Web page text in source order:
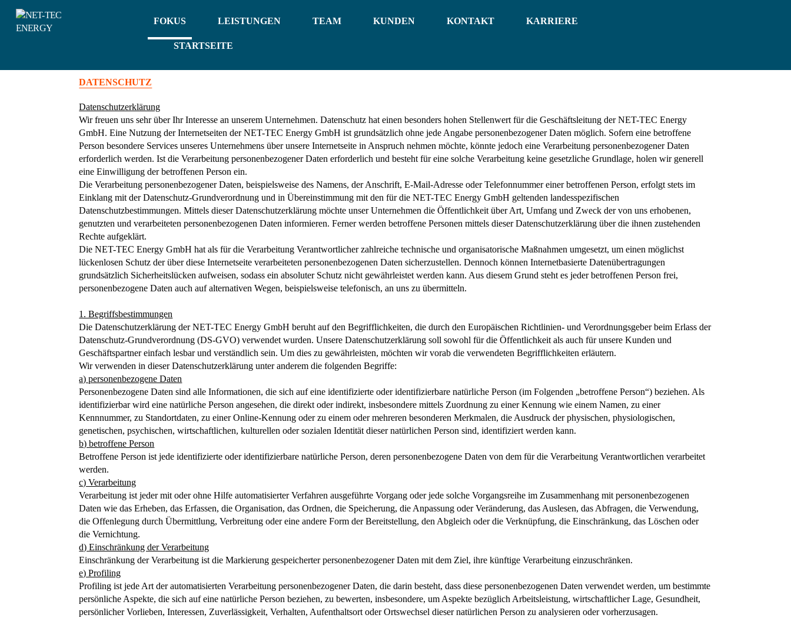
FOKUS LEISTUNGEN TEAM KUNDEN KONTAKT KARRIERE
STARTSEITE
DATENSCHUTZ
Datenschutzerklärung
Wir freuen uns sehr über Ihr Interesse an unserem Unternehmen. Datenschutz hat einen besonders hohen Stellenwert für die Geschäftsleitung der NET-TEC Energy
GmbH. Eine Nutzung der Internetseiten der NET-TEC Energy GmbH ist grundsätzlich ohne jede Angabe personenbezogener Daten möglich. Sofern eine betroffene
Person besondere Services unseres Unternehmens über unsere Internetseite in Anspruch nehmen möchte, könnte jedoch eine Verarbeitung personenbezogener Daten
erforderlich werden. Ist die Verarbeitung personenbezogener Daten erforderlich und besteht für eine solche Verarbeitung keine gesetzliche Grundlage, holen wir generell
eine Einwilligung der betroffenen Person ein.
Die Verarbeitung personenbezogener Daten, beispielsweise des Namens, der Anschrift, E-Mail-Adresse oder Telefonnummer einer betroffenen Person, erfolgt stets im
Einklang mit der Datenschutz-Grundverordnung und in Übereinstimmung mit den für die NET-TEC Energy GmbH geltenden landesspezifischen
Datenschutzbestimmungen. Mittels dieser Datenschutzerklärung möchte unser Unternehmen die Öffentlichkeit über Art, Umfang und Zweck der von uns erhobenen,
genutzten und verarbeiteten personenbezogenen Daten informieren. Ferner werden betroffene Personen mittels dieser Datenschutzerklärung über die ihnen zustehenden
Rechte aufgeklärt.
Die NET-TEC Energy GmbH hat als für die Verarbeitung Verantwortlicher zahlreiche technische und organisatorische Maßnahmen umgesetzt, um einen möglichst
lückenlosen Schutz der über diese Internetseite verarbeiteten personenbezogenen Daten sicherzustellen. Dennoch können Internetbasierte Datenübertragungen
grundsätzlich Sicherheitslücken aufweisen, sodass ein absoluter Schutz nicht gewährleistet werden kann. Aus diesem Grund steht es jeder betroffenen Person frei,
personenbezogene Daten auch auf alternativen Wegen, beispielsweise telefonisch, an uns zu übermitteln.
1. Begriffsbestimmungen
Die Datenschutzerklärung der NET-TEC Energy GmbH beruht auf den Begrifflichkeiten, die durch den Europäischen Richtlinien- und Verordnungsgeber beim Erlass der
Datenschutz-Grundverordnung (DS-GVO) verwendet wurden. Unsere Datenschutzerklärung soll sowohl für die Öffentlichkeit als auch für unsere Kunden und
Geschäftspartner einfach lesbar und verständlich sein. Um dies zu gewährleisten, möchten wir vorab die verwendeten Begrifflichkeiten erläutern.
Wir verwenden in dieser Datenschutzerklärung unter anderem die folgenden Begriffe:
a) personenbezogene Daten
Personenbezogene Daten sind alle Informationen, die sich auf eine identifizierte oder identifizierbare natürliche Person (im Folgenden „betroffene Person“) beziehen. Als
identifizierbar wird eine natürliche Person angesehen, die direkt oder indirekt, insbesondere mittels Zuordnung zu einer Kennung wie einem Namen, zu einer
Kennnummer, zu Standortdaten, zu einer Online-Kennung oder zu einem oder mehreren besonderen Merkmalen, die Ausdruck der physischen, physiologischen,
genetischen, psychischen, wirtschaftlichen, kulturellen oder sozialen Identität dieser natürlichen Person sind, identifiziert werden kann.
b) betroffene Person
Betroffene Person ist jede identifizierte oder identifizierbare natürliche Person, deren personenbezogene Daten von dem für die Verarbeitung Verantwortlichen verarbeitet
werden.
c) Verarbeitung
Verarbeitung ist jeder mit oder ohne Hilfe automatisierter Verfahren ausgeführte Vorgang oder jede solche Vorgangsreihe im Zusammenhang mit personenbezogenen
Daten wie das Erheben, das Erfassen, die Organisation, das Ordnen, die Speicherung, die Anpassung oder Veränderung, das Auslesen, das Abfragen, die Verwendung,
die Offenlegung durch Übermittlung, Verbreitung oder eine andere Form der Bereitstellung, den Abgleich oder die Verknüpfung, die Einschränkung, das Löschen oder
die Vernichtung.
d) Einschränkung der Verarbeitung
Einschränkung der Verarbeitung ist die Markierung gespeicherter personenbezogener Daten mit dem Ziel, ihre künftige Verarbeitung einzuschränken.
e) Profiling
Profiling ist jede Art der automatisierten Verarbeitung personenbezogener Daten, die darin besteht, dass diese personenbezogenen Daten verwendet werden, um bestimmte
persönliche Aspekte, die sich auf eine natürliche Person beziehen, zu bewerten, insbesondere, um Aspekte bezüglich Arbeitsleistung, wirtschaftlicher Lage, Gesundheit,
persönlicher Vorlieben, Interessen, Zuverlässigkeit, Verhalten, Aufenthaltsort oder Ortswechsel dieser natürlichen Person zu analysieren oder vorherzusagen.